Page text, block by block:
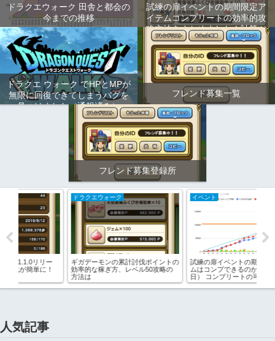
ドラクエウォーク 田舎と都会の
今までの推移
試練の扉イベントの期間限定ア
イテムコンプリートの効率的攻
略方法をまとめました！計算ツ
ールもあります！
ドラクエ ウォーク でHPとMPが
無限に回復できてしまうバグを
見つけました（通報済み）
フレンド募集一覧
フレンド募集登録所
ドラクエウォーク
ギガデーモンの累計討伐ポイントの
効率的な稼ぎ方、レベル50攻略の
イベント
試練の扉イベントの期間限定アイテ
ムはコンプできるのか？（残り14
日） コンプリートの可能性が見え
てきた！
人気記事